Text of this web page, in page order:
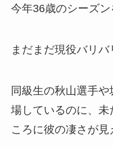
今年36歳のシーズン
まだまだ現役バリバ
同級生の秋山選手
場しているのに、未
ころに彼の凄さが見